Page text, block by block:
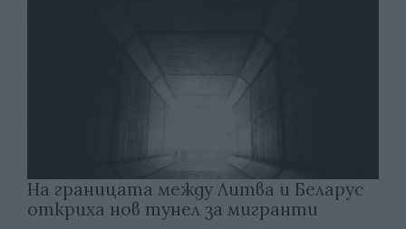
На границата между Литва и Беларус
откриха нов тунел за мигранти